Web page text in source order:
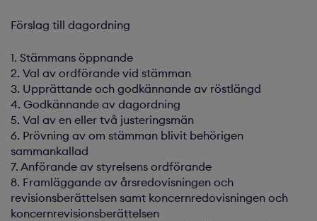
Förslag till dagordning
1. Stämmans öppnande
2. Val av ordförande vid stämman
3. Upprättande och godkännande av röstlängd
4. Godkännande av dagordning
5. Val av en eller två justeringsmän
6. Prövning av om stämman blivit behörigen
sammankallad
7. Anförande av styrelsens ordförande
8. Framläggande av årsredovisningen och
revisionsberättelsen samt koncernredovisningen och
koncernrevisionsberättelsen